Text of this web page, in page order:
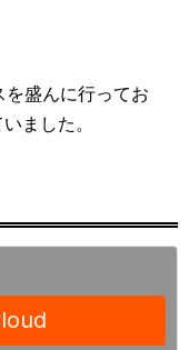
を盛んに行ってお
ました。